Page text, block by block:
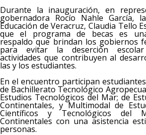
Durante la inauguración, en
gobernadora Rocío Nahle García,
Educación de Veracruz, Claudia Tello
que el programa de becas es
respaldo que brindan los gobiernos
para evitar la deserción
actividades que contribuyen al
las y los estudiantes.
En el encuentro participan
de Bachillerato Tecnológico
Estudios Tecnológicos del Mar; de
Continentales, y Multimodal de
Científicos y Tecnológicos del
Continentales con una asistencia
personas.